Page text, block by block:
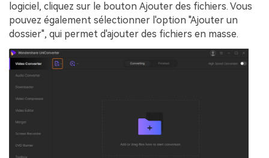
logiciel, cliquez sur le bouton Ajouter des fichiers. Vous
pouvez également sélectionner l'option "Ajouter un
dossier", qui permet d'ajouter des fichiers en masse.